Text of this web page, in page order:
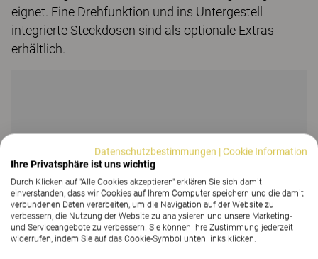
eignet. Eine Drehfunktion und ins Untergestell
integrierte Steckdosen sind als optionale Extras
erhältlich.
Datenschutzbestimmungen |Cookie Information
Ihre Privatsphäre ist uns wichtig
Durch Klicken auf "Alle Cookies akzeptieren" erklären Sie sich damit
einverstanden, dass wir Cookies auf Ihrem Computer speichern und die damit
verbundenen Daten verarbeiten, um die Navigation auf der Website zu
verbessern, die Nutzung der Website zu analysieren und unsere Marketing-
und Serviceangebote zu verbessern. Sie können Ihre Zustimmung jederzeit
widerrufen, indem Sie auf das Cookie-Symbol unten links klicken.